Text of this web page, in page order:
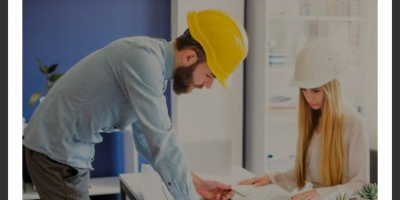
buna
firma
renovari
apartamente
bucuresti